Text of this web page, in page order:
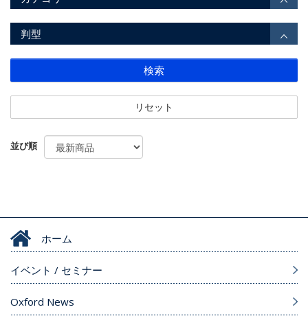
判型
検索
リセット
並び順
ホーム
イベント / セミナー
Oxford News